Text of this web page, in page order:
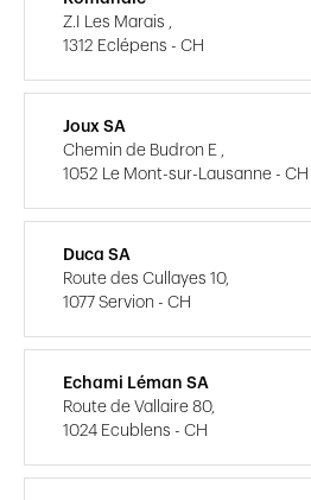
Z.I Les Marais ,
1312 Eclépens - CH
Joux SA
Chemin de Budron E ,
1052 Le Mont-sur-Lausanne - CH
Duca SA
Route des Cullayes 10,
1077 Servion - CH
Echami Léman SA
Route de Vallaire 80,
1024 Ecublens - CH